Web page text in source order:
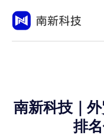
南新科技｜
排